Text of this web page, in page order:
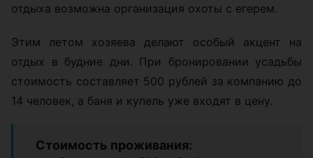
отдыха возможна организация охоты с егерем.
Этим летом хозяева делают особый акцент на
отдых в будние дни. При бронировании усадьбы
стоимость составляет 500 рублей за компанию до
14 человек, а баня и купель уже входят в цену.
Стоимость проживания: